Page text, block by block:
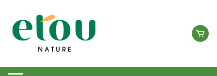
contenu